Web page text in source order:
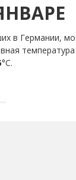
в Германии,
°С.